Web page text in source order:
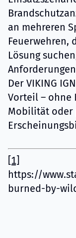
an mehreren
Feuerwehren,
Lösung
Der VIKING
Vorteil – ohne
Mobilität oder
[1]
https://
burned-by-